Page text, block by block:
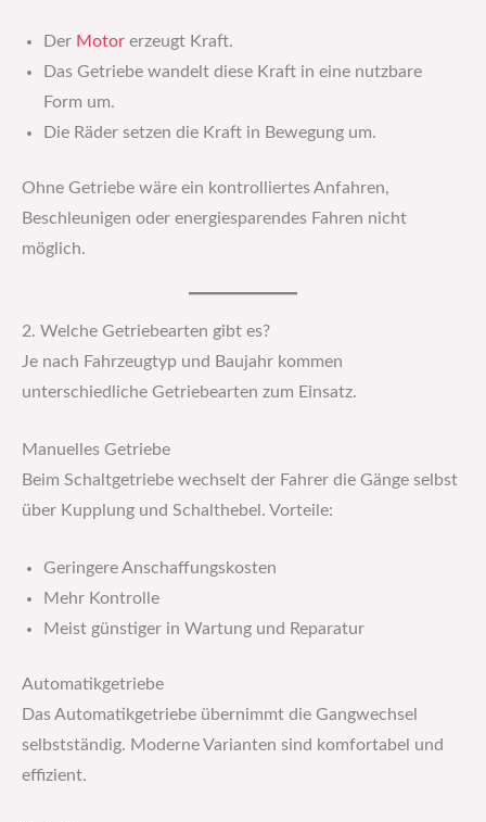
Der Motor erzeugt Kraft.
Das Getriebe wandelt diese Kraft in eine nutzbare
Form um.
Die Räder setzen die Kraft in Bewegung um.
Ohne Getriebe wäre ein kontrolliertes Anfahren,
Beschleunigen oder energiesparendes Fahren nicht
möglich.
2. Welche Getriebearten gibt es?
Je nach Fahrzeugtyp und Baujahr kommen
unterschiedliche Getriebearten zum Einsatz.
Manuelles Getriebe
Beim Schaltgetriebe wechselt der Fahrer die Gänge selbst
über Kupplung und Schalthebel. Vorteile:
Geringere Anschaffungskosten
Mehr Kontrolle
Meist günstiger in Wartung und Reparatur
Automatikgetriebe
Das Automatikgetriebe übernimmt die Gangwechsel
selbstständig. Moderne Varianten sind komfortabel und
effizient.